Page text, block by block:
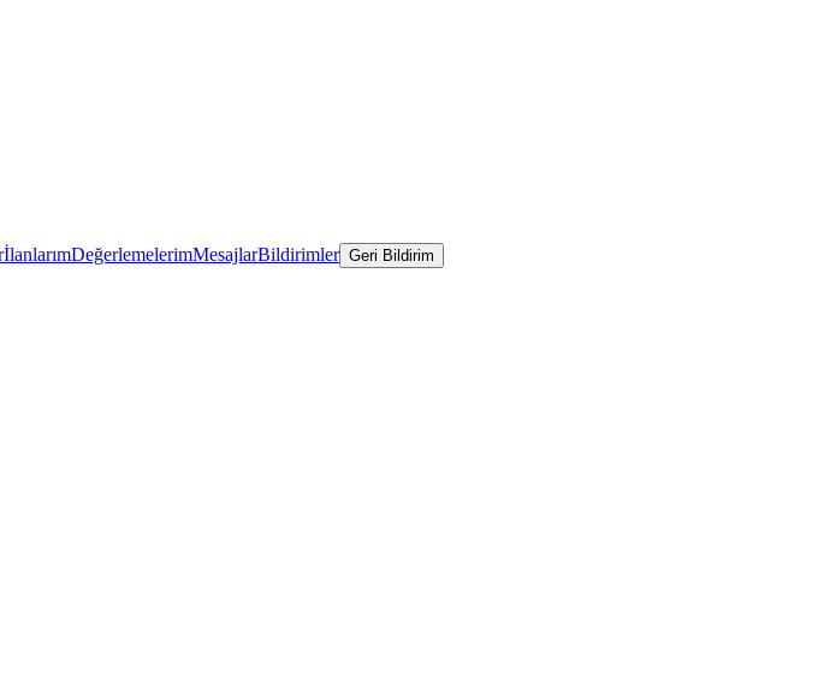
İlanlarımDeğerlemelerimMesajlarBildirimler Geri Bildirim